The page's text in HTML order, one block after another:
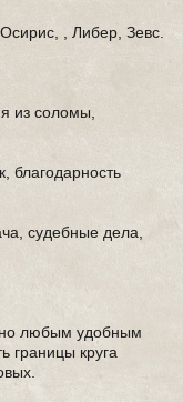
, Либер, Зевс.
из соломы,
благодарность
судебные дела,
любым удобным
границы круга